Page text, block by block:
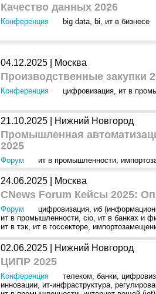
Качество данных 2026
Конференция big data, bi, ит в бизнесе
04.12.2025 | Москва
Производственные закупки
Конференция цифровизация, ит в
21.10.2025 | Нижний Новгород
Промышленная
2025
Форум ит в промышленности,
24.06.2025 | Москва
CNews Forum Кейсы 2025:
Форум цифровизация, иб
ит в промышленности, cio, ит в банках и
ит в тэк, ит в госсекторе,
02.06.2025 | Нижний Новгород
ЦИПР 2025
Конференция телеком, банки,
инновации, ит-инфраструктура,